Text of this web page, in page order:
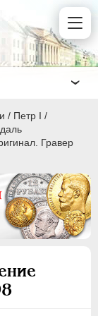
/ Пeтр I /
Гравер
I